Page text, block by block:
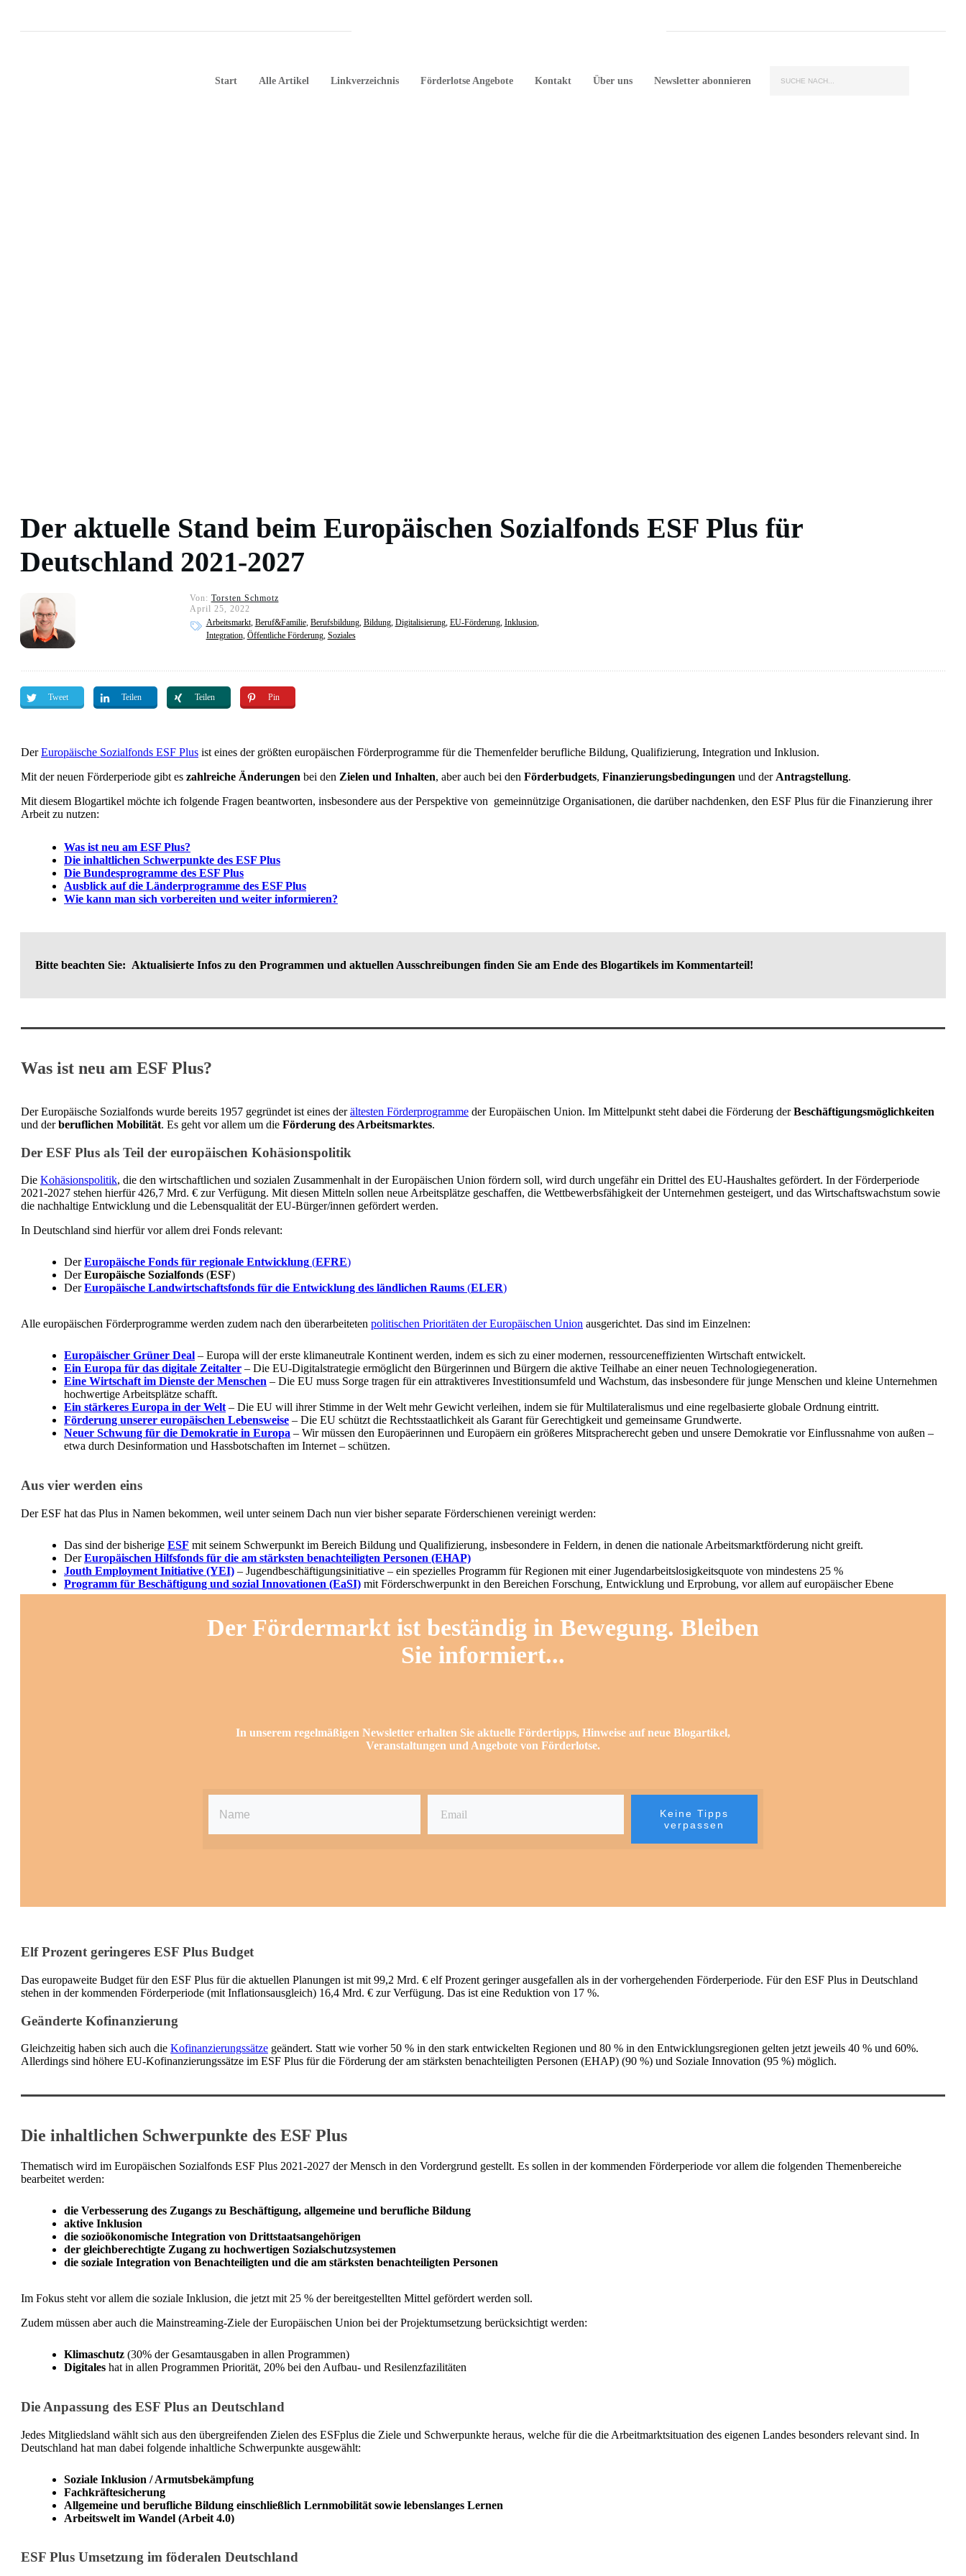
Start Alle Artikel Linkverzeichnis Förderlotse Angebote Kontakt Über uns Newsletter abonnieren
Der aktuelle Stand beim Europäischen Sozialfonds ESF Plus für
Deutschland 2021-2027
Von: Torsten Schmotz
April 25, 2022
Arbeitsmarkt, Beruf&Familie, Berufsbildung, Bildung, Digitalisierung, EU-Förderung, Inklusion,
Integration, Öffentliche Förderung, Soziales
Tweet Teilen Teilen Pin
DerEuropäische Sozialfonds ESF Plus ist eines der größten europäischen Förderprogramme für die Themenfelder berufliche Bildung, Qualifizierung, Integration und Inklusion.
Mit der neuen Förderperiode gibt es zahlreiche Änderungen bei den Zielen und Inhalten, aber auch bei den Förderbudgets, Finanzierungsbedingungen und der Antragstellung.
Mit diesem Blogartikel möchte ich folgende Fragen beantworten, insbesondere aus der Perspektive von gemeinnützige Organisationen, die darüber nachdenken, den ESF Plus für die Finanzierung ihrer
Arbeit zu nutzen:
Was ist neu am ESF Plus?
Die inhaltlichen Schwerpunkte des ESF Plus
Die Bundesprogramme des ESF Plus
Ausblick auf die Länderprogramme des ESF Plus
Wie kann man sich vorbereiten und weiter informieren?
Bitte beachten Sie: Aktualisierte Infos zu den Programmen und aktuellen Ausschreibungen finden Sie am Ende des Blogartikels im Kommentarteil!
Was ist neu am ESF Plus?
Der Europäische Sozialfonds wurde bereits 1957 gegründet ist eines derältesten Förderprogramme der Europäischen Union. Im Mittelpunkt steht dabei die Förderung derBeschäftigungsmöglichkeiten
und derberuflichen Mobilität. Es geht vor allem um die Förderung des Arbeitsmarktes.
Der ESF Plus als Teil der europäischen Kohäsionspolitik
Die Kohäsionspolitik, die den wirtschaftlichen und sozialen Zusammenhalt in der Europäischen Union fördern soll, wird durch ungefähr ein Drittel des EU-Haushaltes gefördert. In der Förderperiode
2021-2027 stehen hierfür 426,7 Mrd. € zur Verfügung. Mit diesen Mitteln sollen neue Arbeitsplätze geschaffen, die Wettbewerbsfähigkeit der Unternehmen gesteigert, und das Wirtschaftswachstum sowie
die nachhaltige Entwicklung und die Lebensqualität der EU-Bürger/innen gefördert werden.
In Deutschland sind hierfür vor allem drei Fonds relevant:
DerEuropäische Fonds für regionale Entwicklung (EFRE)
DerEuropäische Sozialfonds (ESF)
DerEuropäische Landwirtschaftsfonds für die Entwicklung des ländlichen Raums (ELER)
Alle europäischen Förderprogramme werden zudem nach den überarbeiteten politischen Prioritäten der Europäischen Union ausgerichtet. Das sind im Einzelnen:
Europäischer Grüner Deal – Europa will der erste klimaneutrale Kontinent werden, indem es sich zu einer modernen, ressourceneffizienten Wirtschaft entwickelt.
Ein Europa für das digitale Zeitalter – Die EU-Digitalstrategie ermöglicht den Bürgerinnen und Bürgern die aktive Teilhabe an einer neuen Technologiegeneration.
Eine Wirtschaft im Dienste der Menschen – Die EU muss Sorge tragen für ein attraktiveres Investitionsumfeld und Wachstum, das insbesondere für junge Menschen und kleine Unternehmen
hochwertige Arbeitsplätze schafft.
Ein stärkeres Europa in der Welt – Die EU will ihrer Stimme in der Welt mehr Gewicht verleihen, indem sie für Multilateralismus und eine regelbasierte globale Ordnung eintritt.
Förderung unserer europäischen Lebensweise – Die EU schützt die Rechtsstaatlichkeit als Garant für Gerechtigkeit und gemeinsame Grundwerte.
Neuer Schwung für die Demokratie in Europa – Wir müssen den Europäerinnen und Europäern ein größeres Mitspracherecht geben und unsere Demokratie vor Einflussnahme von außen –
etwa durch Desinformation und Hassbotschaften im Internet – schützen.
Aus vier werden eins
Der ESF hat das Plus in Namen bekommen, weil unter seinem Dach nun vier bisher separate Förderschienen vereinigt werden:
Das sind der bisherige ESF mit seinem Schwerpunkt im Bereich Bildung und Qualifizierung, insbesondere in Feldern, in denen die nationale Arbeitsmarktförderung nicht greift.
DerEuropäischen Hilfsfonds für die am stärksten benachteiligten Personen (EHAP)
Jouth Employment Initiative (YEI) – Jugendbeschäftigungsinitiative – ein spezielles Programm für Regionen mit einer Jugendarbeitslosigkeitsquote von mindestens 25 %
Programm für Beschäftigung und sozial Innovationen (EaSI) mit Förderschwerpunkt in den Bereichen Forschung, Entwicklung und Erprobung, vor allem auf europäischer Ebene
Der Fördermarkt ist beständig in Bewegung. Bleiben
Sie informiert...
In unserem regelmäßigen Newsletter erhalten Sie aktuelle Fördertipps, Hinweise auf neue Blogartikel,
Veranstaltungen und Angebote von Förderlotse.
Keine Tipps
verpassen
Elf Prozent geringeres ESF Plus Budget
Das europaweite Budget für den ESF Plus für die aktuellen Planungen ist mit 99,2 Mrd. € elf Prozent geringer ausgefallen als in der vorhergehenden Förderperiode. Für den ESF Plus in Deutschland
stehen in der kommenden Förderperiode (mit Inflationsausgleich) 16,4 Mrd. € zur Verfügung. Das ist eine Reduktion von 17 %.
Geänderte Kofinanzierung
Gleichzeitig haben sich auch die Kofinanzierungssätze geändert. Statt wie vorher 50 % in den stark entwickelten Regionen und 80 % in den Entwicklungsregionen gelten jetzt jeweils 40 % und 60%.
Allerdings sind höhere EU-Kofinanzierungssätze im ESF Plus für die Förderung der am stärksten benachteiligten Personen (EHAP) (90 %) und Soziale Innovation (95 %) möglich.
Die inhaltlichen Schwerpunkte des ESF Plus
Thematisch wird im Europäischen Sozialfonds ESF Plus 2021-2027 der Mensch in den Vordergrund gestellt. Es sollen in der kommenden Förderperiode vor allem die folgenden Themenbereiche
bearbeitet werden:
die Verbesserung des Zugangs zu Beschäftigung, allgemeine und berufliche Bildung
aktive Inklusion
die sozioökonomische Integration von Drittstaatsangehörigen
der gleichberechtigte Zugang zu hochwertigen Sozialschutzsystemen
die soziale Integration von Benachteiligten und die am stärksten benachteiligten Personen
Im Fokus steht vor allem die soziale Inklusion, die jetzt mit 25 % der bereitgestellten Mittel gefördert werden soll.
Zudem müssen aber auch die Mainstreaming-Ziele der Europäischen Union bei der Projektumsetzung berücksichtigt werden:
Klimaschutz (30% der Gesamtausgaben in allen Programmen)
Digitales hat in allen Programmen Priorität, 20% bei den Aufbau- und Resilenzfazilitäten
Die Anpassung des ESF Plus an Deutschland
Jedes Mitgliedsland wählt sich aus den übergreifenden Zielen des ESFplus die Ziele und Schwerpunkte heraus, welche für die die Arbeitmarktsituation des eigenen Landes besonders relevant sind. In
Deutschland hat man dabei folgende inhaltliche Schwerpunkte ausgewählt:
Soziale Inklusion / Armutsbekämpfung
Fachkräftesicherung
Allgemeine und berufliche Bildung einschließlich Lernmobilität sowie lebenslanges Lernen
Arbeitswelt im Wandel (Arbeit 4.0)
ESF Plus Umsetzung im föderalen Deutschland